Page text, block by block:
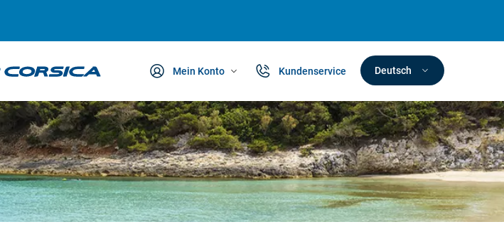
Mein Konto Kundenservice Deutsch